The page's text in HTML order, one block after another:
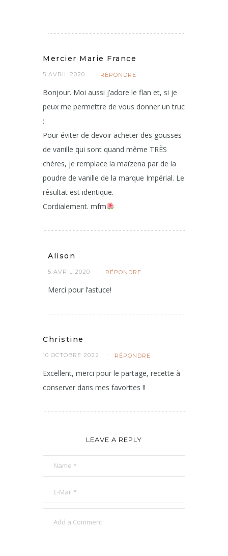
Mercier Marie France
5 AVRIL 2020 RÉPONDRE
Bonjour. Moi aussi j’adore le flan et, si je
peux me permettre de vous donner un truc
:
Pour éviter de devoir acheter des gousses
de vanille qui sont quand même TRÈS
chères, je remplace la maïzena par de la
poudre de vanille de la marque Impérial. Le
résultat est identique.
Cordialement. mfm
Alison
5 AVRIL 2020 RÉPONDRE
Merci pour l’astuce!
Christine
10 OCTOBRE 2022 RÉPONDRE
Excellent, merci pour le partage, recette à
conserver dans mes favorites !!
LEAVE A REPLY